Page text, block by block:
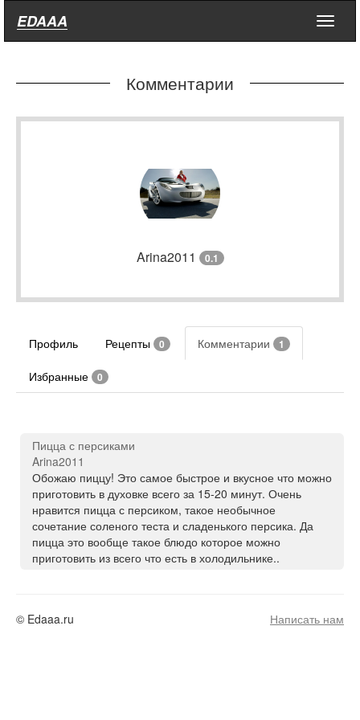
EDAAA Меню
Комментарии
Arina2011 0.1
Профиль Рецепты 0 Комментарии 1
Избранные 0
Пицца с персиками
Arina2011
Обожаю пиццу! Это самое быстрое и вкусное что можно
приготовить в духовке всего за 15-20 минут. Очень
нравится пицца с персиком, такое необычное
сочетание соленого теста и сладенького персика. Да
пицца это вообще такое блюдо которое можно
приготовить из всего что есть в холодильнике..
Написать нам
© Edaaa.ru